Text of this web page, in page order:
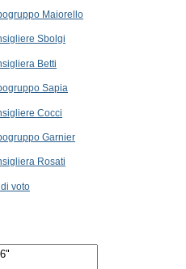
Maiorello
Sbolgi
Betti
Sapia
Cocci
Garnier
Rosati
voto